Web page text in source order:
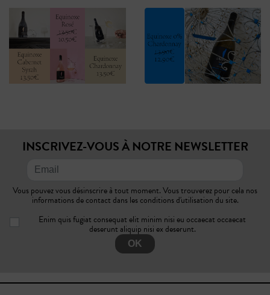
INSCRIVEZ-VOUS À NOTRE NEWSLETTER
Vous pouvez vous désinscrire à tout moment. Vous trouverez pour cela nos
informations de contact dans les conditions d'utilisation du site.
Enim quis fugiat consequat elit minim nisi eu occaecat occaecat
deserunt aliquip nisi ex deserunt.
OK